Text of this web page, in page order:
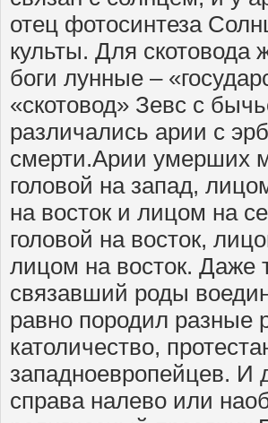
отец фотосинтеза
культы. Для скотовода
боги лунные –
«скотовод» Зевс с
различались арии с
смерти.Арии умерших
головой на запад,
на восток и лицом на
головой на восток,
лицом на восток. Даже
связавший роды
равно породил разные
католичество,
западноевропейцев. И
справа налево или